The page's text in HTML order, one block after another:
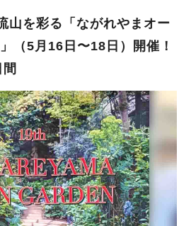
山を彩る「ながれやまオー
（5月16日〜18日）開催！